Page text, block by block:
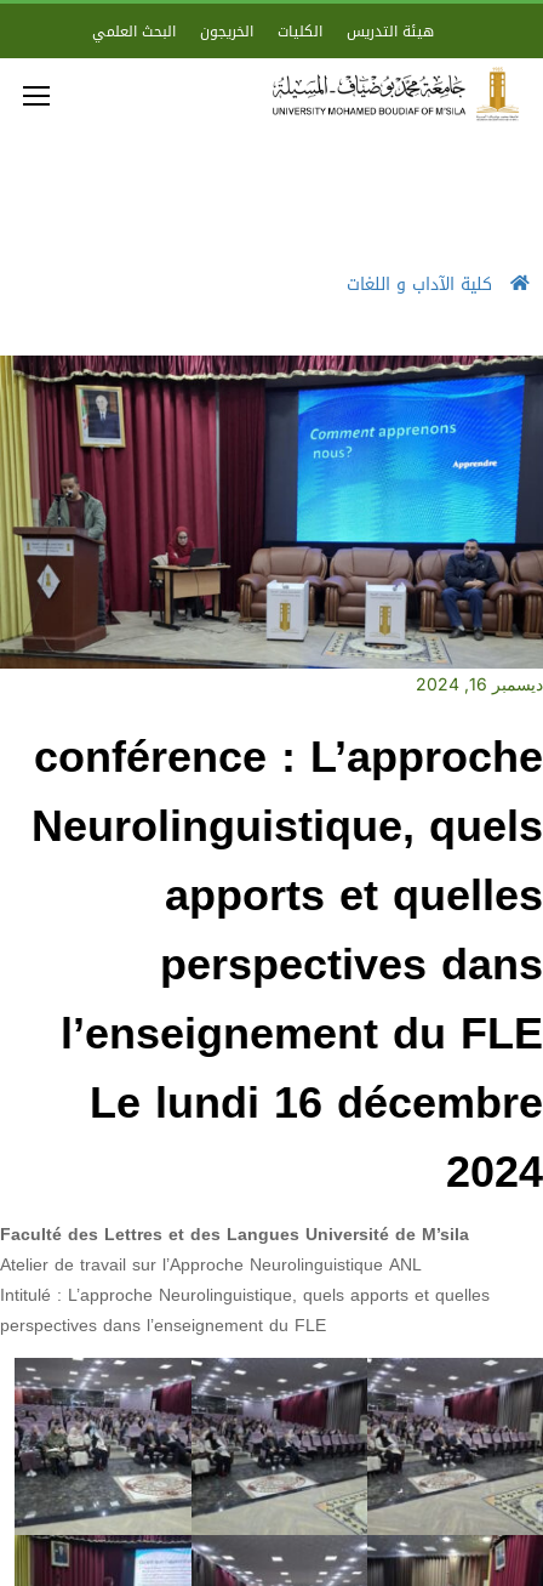
هيئة التدريس الكليات الخريجون البحث العلمي
كلية الآداب و اللغات
ديسمبر 16, 2024
conférence : L’approche
Neurolinguistique, quels
apports et quelles
perspectives dans
l’enseignement du FLE
Le lundi 16 décembre
2024
Faculté des Lettres et des Langues Université de M’sila
Atelier de travail sur l’Approche Neurolinguistique ANL
Intitulé : L’approche Neurolinguistique, quels apports et quelles
perspectives dans l’enseignement du FLE